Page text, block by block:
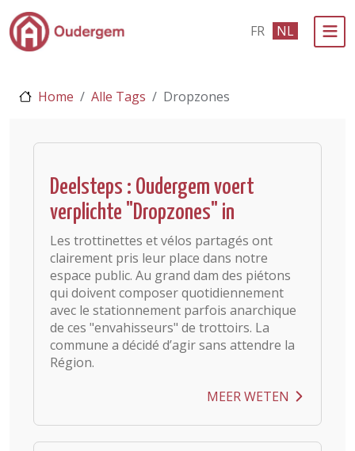
Ga naar de hoofdinhoud FR NL
eLoket
Leven in Oudergem
In 1 klik
Home Alle Tags Dropzones
Deelsteps : Oudergem voert
verplichte "Dropzones" in
Les trottinettes et vélos partagés ont
clairement pris leur place dans notre
espace public. Au grand dam des piétons
qui doivent composer quotidiennement
avec le stationnement parfois anarchique
de ces "envahisseurs" de trottoirs. La
commune a décidé d’agir sans attendre la
Région.
MEER WETEN